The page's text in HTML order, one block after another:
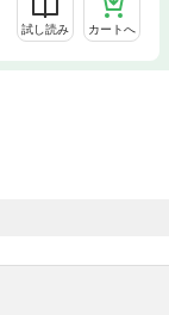
試し読み カートへ